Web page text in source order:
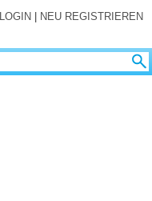
LOGIN NEU REGISTRIEREN